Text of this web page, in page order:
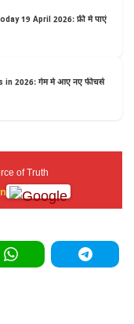
19 April 2026: फ्री में पाएं
in 2026: गेम में आए नए फीचर्स
of Truth